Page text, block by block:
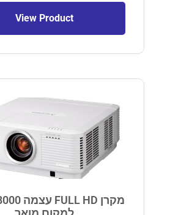
View Product